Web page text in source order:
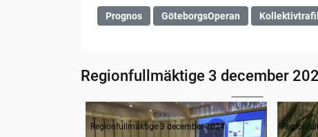
Prognos GöteborgsOperan
Regionfullmäktige 3 december
1. Inledning
Regionfullmäktige 3 december 2024
2.